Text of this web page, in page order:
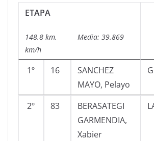
ETAPA
148.8 km. Media: 39.869
km/h
1º 16
SANCHEZ
MAYO, Pelayo
2º 83
BERASATEGI
GARMENDIA,
Xabier